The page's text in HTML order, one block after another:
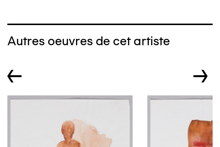
Autres oeuvres de cet artiste
← →